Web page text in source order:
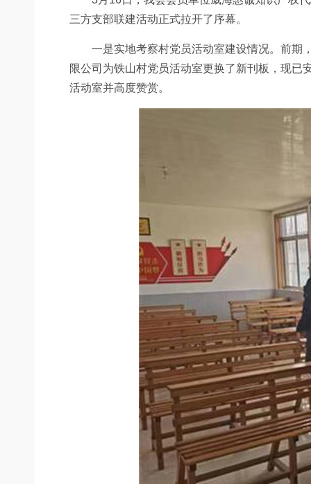
三方支部联建活动正式拉开了序幕。
一是实地考察村党员活动室建设情况。前期，
限公司为铁山村党员活动室更换了新刊板，现
活动室并高度赞赏。